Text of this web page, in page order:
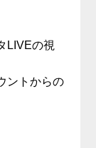
LIVEの視
ントからの